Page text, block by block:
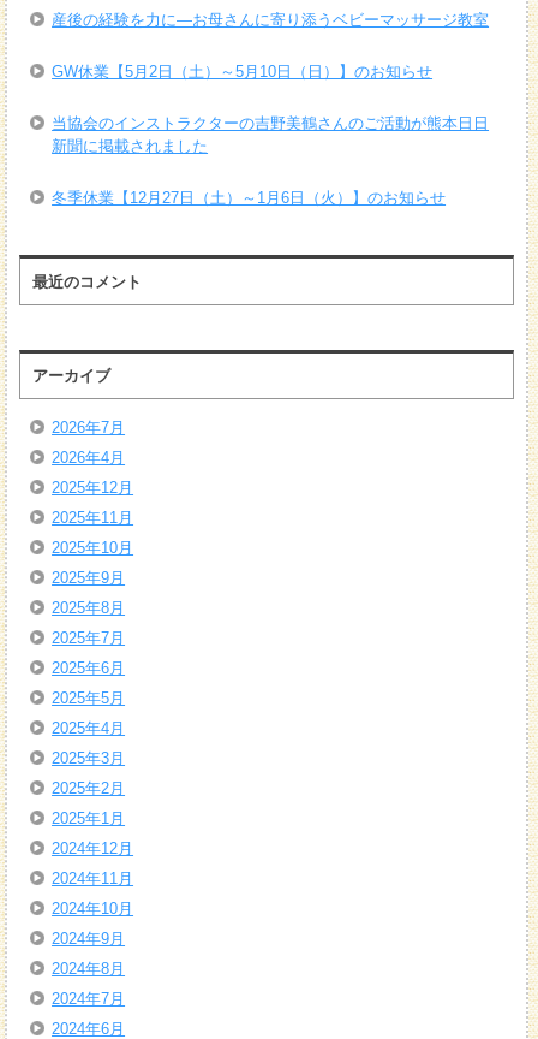
産後の経験を力に―お母さんに寄り添うベビーマッサージ教室
GW休業【5月2日（土）～5月10日（日）】のお知らせ
当協会のインストラクターの吉野美鶴さんのご活動が熊本日日
新聞に掲載されました
冬季休業【12月27日（土）～1月6日（火）】のお知らせ
最近のコメント
アーカイブ
2026年7月
2026年4月
2025年12月
2025年11月
2025年10月
2025年9月
2025年8月
2025年7月
2025年6月
2025年5月
2025年4月
2025年3月
2025年2月
2025年1月
2024年12月
2024年11月
2024年10月
2024年9月
2024年8月
2024年7月
2024年6月